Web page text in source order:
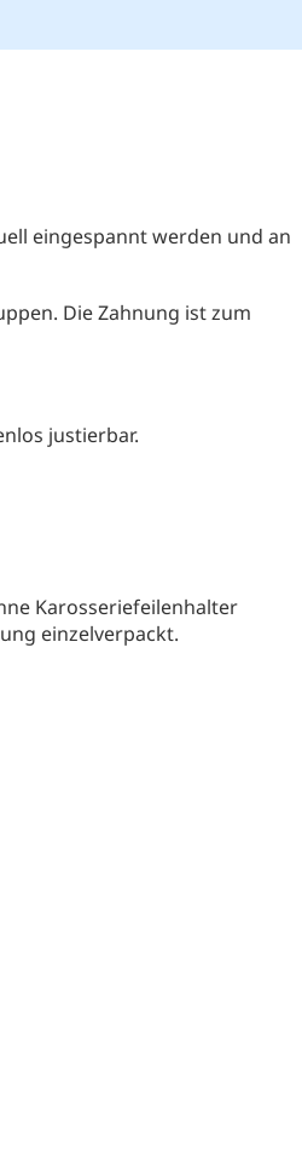
eingespannt werden und an
Die Zahnung ist zum
justierbar.
Karosseriefeilenhalter
einzelverpackt.